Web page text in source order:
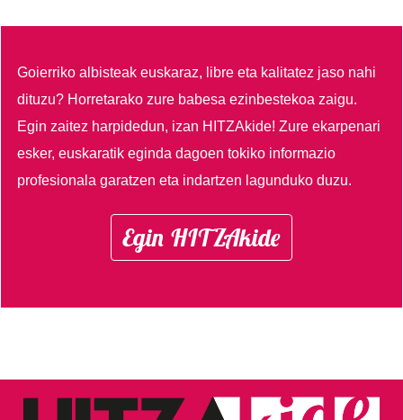
Goierriko albisteak euskaraz, libre eta kalitatez jaso nahi
dituzu? Horretarako zure babesa ezinbestekoa zaigu.
Egin zaitez harpidedun, izan HITZAkide!Zure ekarpenari
esker, euskaratik eginda dagoen tokiko informazio
profesionala garatzen eta indartzen lagunduko duzu.
Egin HITZAkide